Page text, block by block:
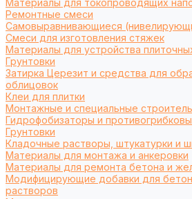
Материалы для токопроводящих
Ремонтные смеси
Самовыравнивающиеся
Смеси для изготовления стяжек
Материалы для устройства
Грунтовки
Затирка Церезит и средства для
облицовок
Клеи для плитки
Монтажные и специальные
Гидрофобизаторы и
Грунтовки
Кладочные растворы, штукатурки и
Материалы для монтажа и анкеровки
Материалы для ремонта бетона и
Модифицирующие добавки для
растворов